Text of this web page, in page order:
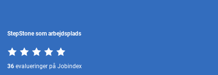
StepStone som arbejdsplads
36 evalueringer på Jobindex